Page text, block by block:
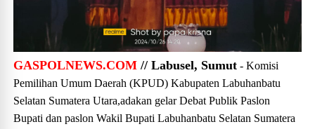
GASPOLNEWS.COM // Labusel, Sumut - Komisi
Pemilihan Umum Daerah (KPUD) Kabupaten Labuhanbatu
Selatan Sumatera Utara,adakan gelar Debat Publik Paslon
Bupati dan paslon Wakil Bupati Labuhanbatu Selatan Sumatera